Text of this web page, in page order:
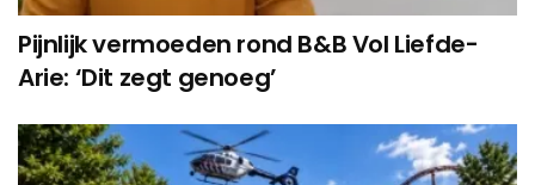
Pijnlijk vermoeden rond B&B Vol Liefde-
Arie: ‘Dit zegt genoeg’